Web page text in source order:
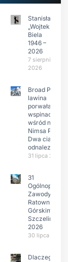
Stanisław
„Wojtek”
Biela
1946 –
2026
7 sierpnia
2026
Broad Peak:
lawina
porwała 10
wspinaczy,
wśród nich
Nimsa Purję.
Dwa ciała
odnalezione.
31 lipca 2026
31
Ogólnopolskie
Zawody w
Ratownictwie
Górskim –
Szczeliniec
2026
30 lipca 2026
Dlaczego